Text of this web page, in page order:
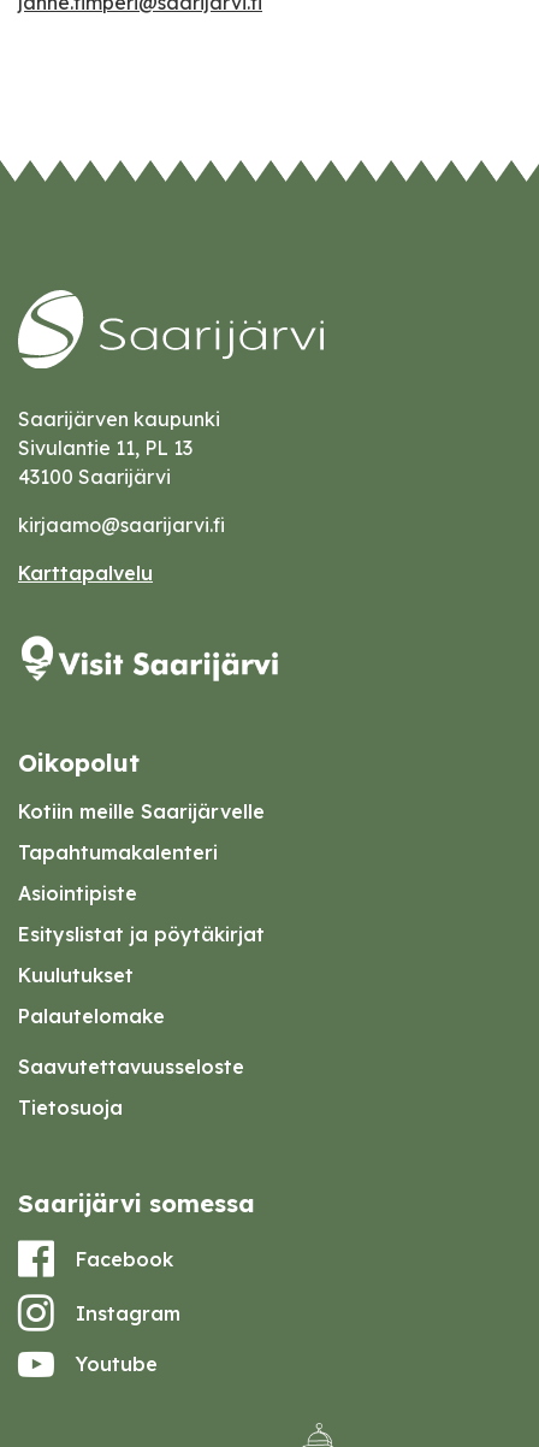
Saarijärven kaupunki
Sivulantie 11, PL 13
43100 Saarijärvi
kirjaamo@saarijarvi.fi
Karttapalvelu
Oikopolut
Kotiin meille Saarijärvelle
Tapahtumakalenteri
Asiointipiste
Esityslistat ja pöytäkirjat
Kuulutukset
Palautelomake
Saavutettavuusseloste
Tietosuoja
Saarijärvi somessa
Facebook
Instagram
Youtube